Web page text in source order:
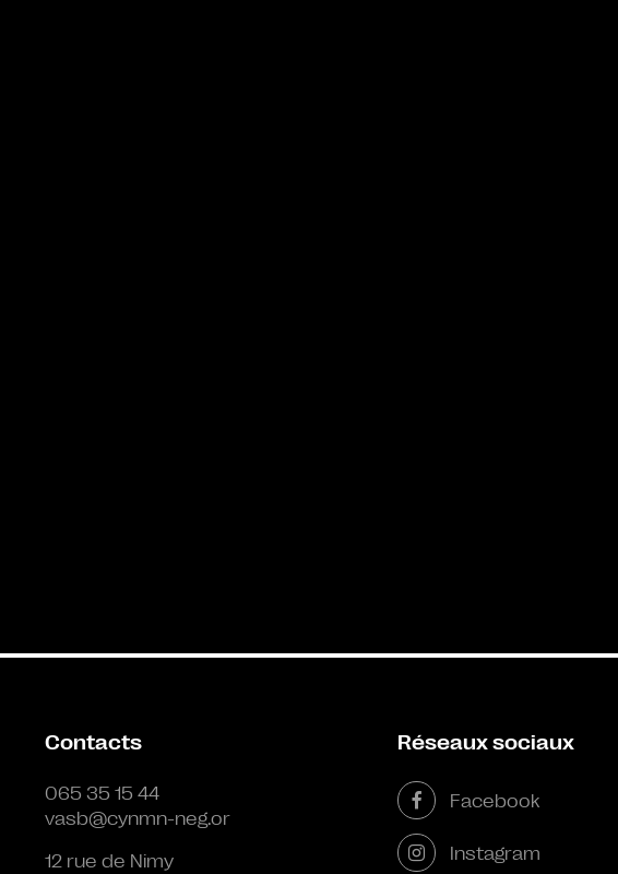
Contacts
065 35 15 44
vasb@cynmn-neg.or
12 rue de Nimy
Réseaux sociaux
Facebook
Instagram